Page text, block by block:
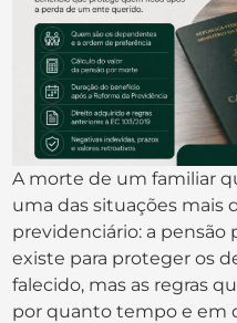
A morte de um familiar
uma das situações mais
previdenciário: a pensão
existe para proteger os
falecido, mas as regras
por quanto tempo e em